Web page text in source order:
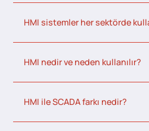
HMI sistemler her sektörde
HMI nedir ve neden kullanılır?
HMI ile SCADA farkı nedir?